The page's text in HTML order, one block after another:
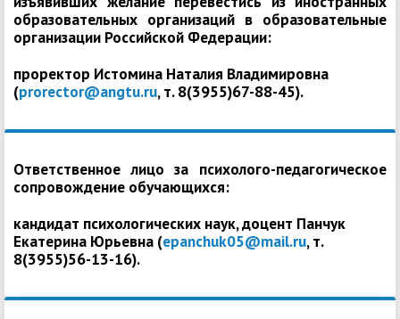
образовательных организаций в образовательные
организации Российской Федерации:
проректор Истомина Наталия Владимировна
(prorector@angtu.ru, т. 8(3955)67-88-45).
Ответственное лицо за психолого-педагогическое
сопровождение обучающихся:
кандидат психологических наук, доцент Панчук
Екатерина Юрьевна (epanchuk05@mail.ru, т.
8(3955)56-13-16).